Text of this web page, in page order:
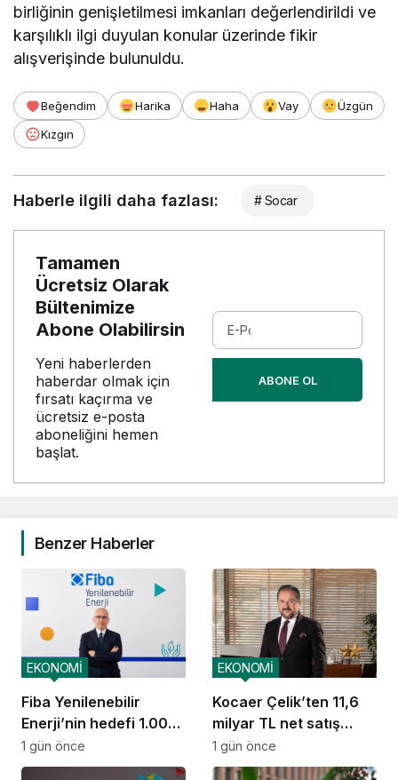
birliğinin genişletilmesi imkanları değerlendirildi ve
karşılıklı ilgi duyulan konular üzerinde fikir
alışverişinde bulunuldu.
Beğendim Harika Haha Vay
Üzgün
Kızgın
Haberle ilgili daha fazlası: # Socar
Tamamen
Ücretsiz Olarak
Bültenimize
Abone Olabilirsin
Yeni haberlerden
haberdar olmak için
fırsatı kaçırma ve
ücretsiz e-posta
aboneliğini hemen
başlat.
ABONE OL
Benzer Haberler
Fiba Yenilenebilir
Enerji’nin hedefi 1.000
MW
EKONOMİ
1 gün önce
Kocaer Çelik’ten 11,6
milyar TL net satış
geliri
EKONOMİ
1 gün önce